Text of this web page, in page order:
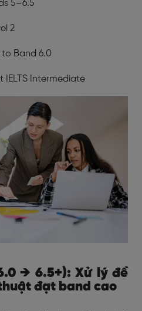
5–6.5
2
to Band 6.0
IELTS Intermediate
→ 6.5+): Xử lý đề
đạt band cao